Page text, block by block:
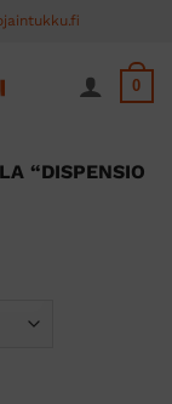
0
“DISPENSIO